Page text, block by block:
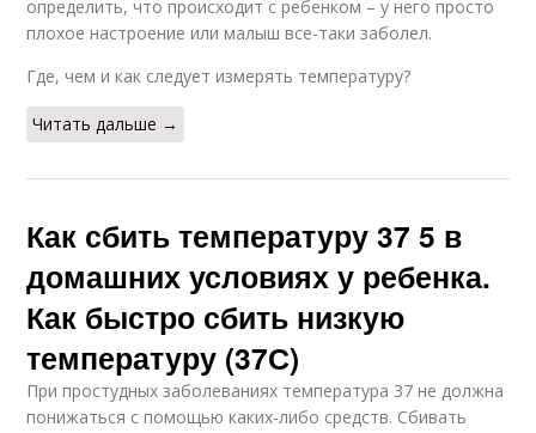
определить, что происходит с ребенком – у него просто
плохое настроение или малыш все-таки заболел.
Где, чем и как следует измерять температуру?
Читать дальше →
Как сбить температуру 37 5 в
домашних условиях у ребенка.
Как быстро сбить низкую
температуру (37С)
При простудных заболеваниях температура 37 не должна
понижаться с помощью каких-либо средств. Сбивать